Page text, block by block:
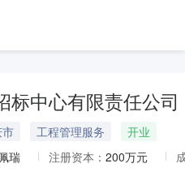
标中心有限责任公司
工程管理服务
开业
瑞 注册资本： 200万元